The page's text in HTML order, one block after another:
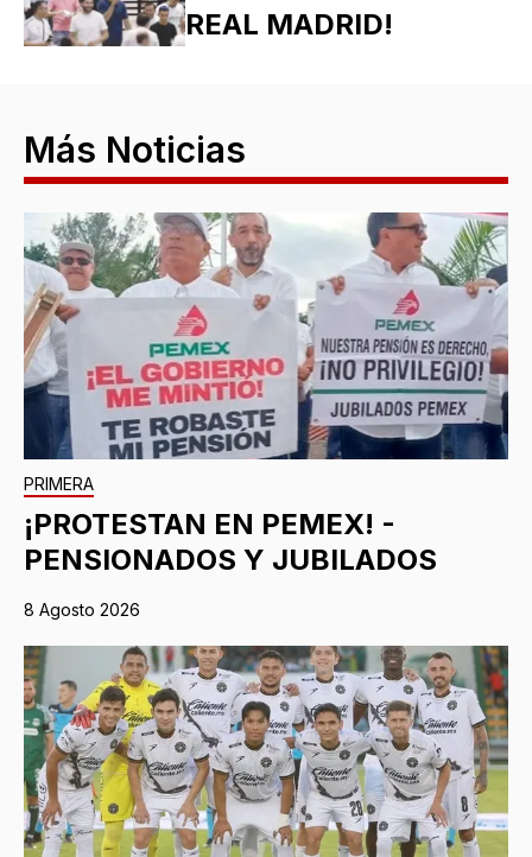
REAL MADRID!
Más Noticias
PRIMERA
¡PROTESTAN EN PEMEX! -
PENSIONADOS Y JUBILADOS
8 Agosto 2026